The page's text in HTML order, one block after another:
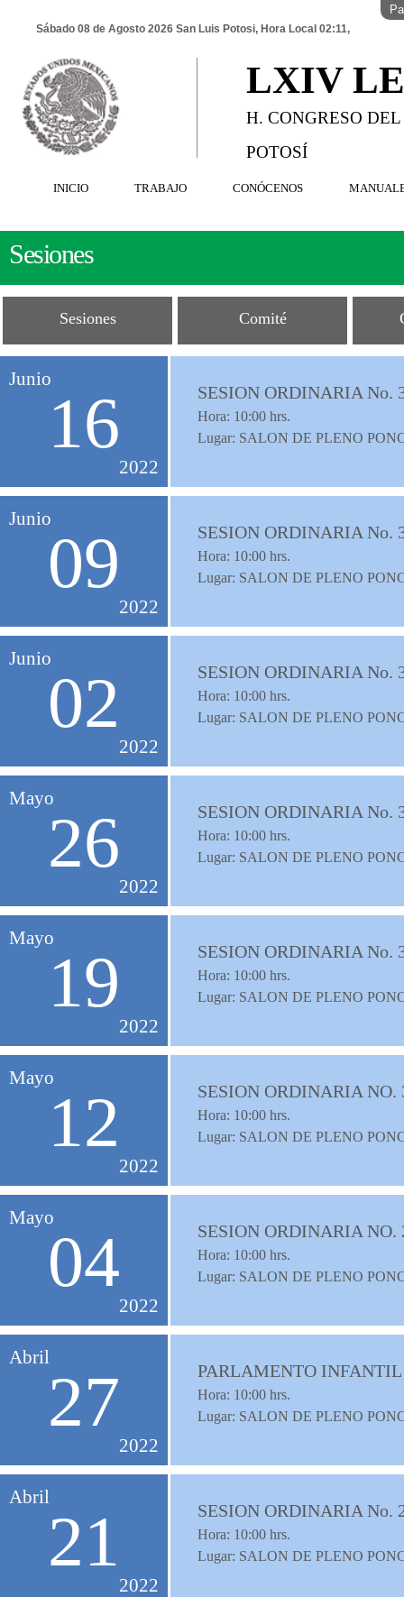
Sábado 08 de Agosto 2026 San Luis Potosi, Hora Local 02:11,
LXIV
H. CONGRESO
POTOSÍ
INICIO TRABAJO CONÓCENOS
Sesiones
Sesiones Comité
Junio
16
2022
SESION ORDINARIA No.
Hora: 10:00 hrs.
Lugar: SALON DE PLENO
Junio
09
2022
SESION ORDINARIA No.
Hora: 10:00 hrs.
Lugar: SALON DE PLENO
Junio
02
2022
SESION ORDINARIA No.
Hora: 10:00 hrs.
Lugar: SALON DE PLENO
Mayo
26
2022
SESION ORDINARIA No.
Hora: 10:00 hrs.
Lugar: SALON DE PLENO
Mayo
19
2022
SESION ORDINARIA No.
Hora: 10:00 hrs.
Lugar: SALON DE PLENO
Mayo
12
2022
SESION ORDINARIA NO.
Hora: 10:00 hrs.
Lugar: SALON DE PLENO
Mayo
04
2022
SESION ORDINARIA NO.
Hora: 10:00 hrs.
Lugar: SALON DE PLENO
Abril
27
2022
PARLAMENTO INFANTIL
Hora: 10:00 hrs.
Lugar: SALON DE PLENO
Abril
21
2022
SESION ORDINARIA No.
Hora: 10:00 hrs.
Lugar: SALON DE PLENO